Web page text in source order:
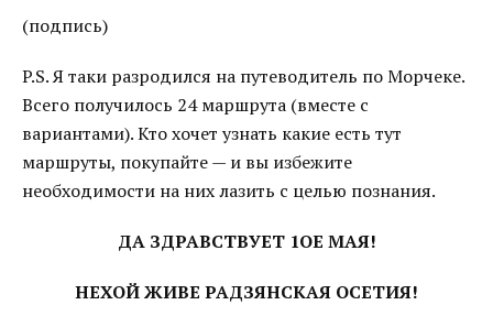
(подпись)
P.S. Я таки разродился на путеводитель по Морчеке.
Всего получилось 24 маршрута (вместе с
вариантами). Кто хочет узнать какие есть тут
маршруты, покупайте — и вы избежите
необходимости на них лазить с целью познания.
ДА ЗДРАВСТВУЕТ 1ОЕ МАЯ!
НЕХОЙ ЖИВЕ РАДЗЯНСКАЯ ОСЕТИЯ!